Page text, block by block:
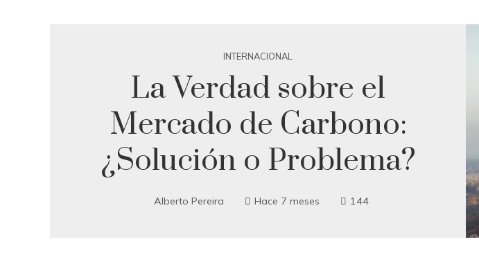
INTERNACIONAL
La Verdad sobre el
Mercado de Carbono:
¿Solución o Problema?
Alberto Pereira Hace 7 meses 144